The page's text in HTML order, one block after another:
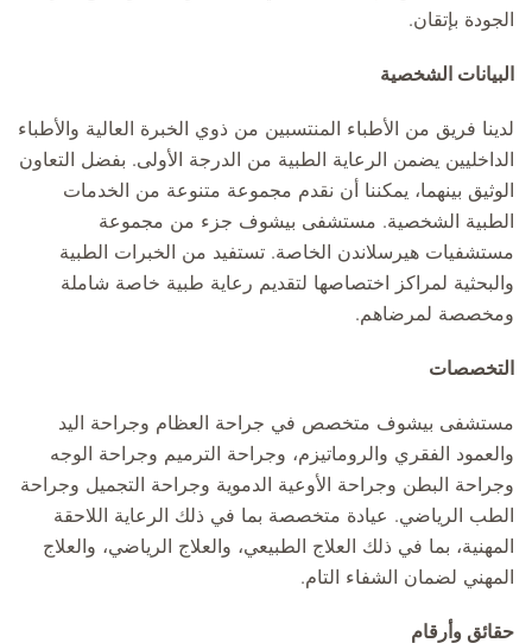
الجودة بإتقان.
البيانات الشخصية
لدينا فريق من الأطباء المنتسبين من ذوي الخبرة العالية والأطباء
الداخليين يضمن الرعاية الطبية من الدرجة الأولى. بفضل التعاون
الوثيق بينهما، يمكننا أن نقدم مجموعة متنوعة من الخدمات
الطبية الشخصية. مستشفى بيشوف جزء من مجموعة
مستشفيات هيرسلاندن الخاصة. تستفيد من الخبرات الطبية
والبحثية لمراكز اختصاصها لتقديم رعاية طبية خاصة شاملة
ومخصصة لمرضاهم.
التخصصات
مستشفى بيشوف متخصص في جراحة العظام وجراحة اليد
والعمود الفقري والروماتيزم، وجراحة الترميم وجراحة الوجه
وجراحة البطن وجراحة الأوعية الدموية وجراحة التجميل وجراحة
الطب الرياضي. عيادة متخصصة بما في ذلك الرعاية اللاحقة
المهنية، بما في ذلك العلاج الطبيعي، والعلاج الرياضي، والعلاج
المهني لضمان الشفاء التام.
حقائق وأرقام